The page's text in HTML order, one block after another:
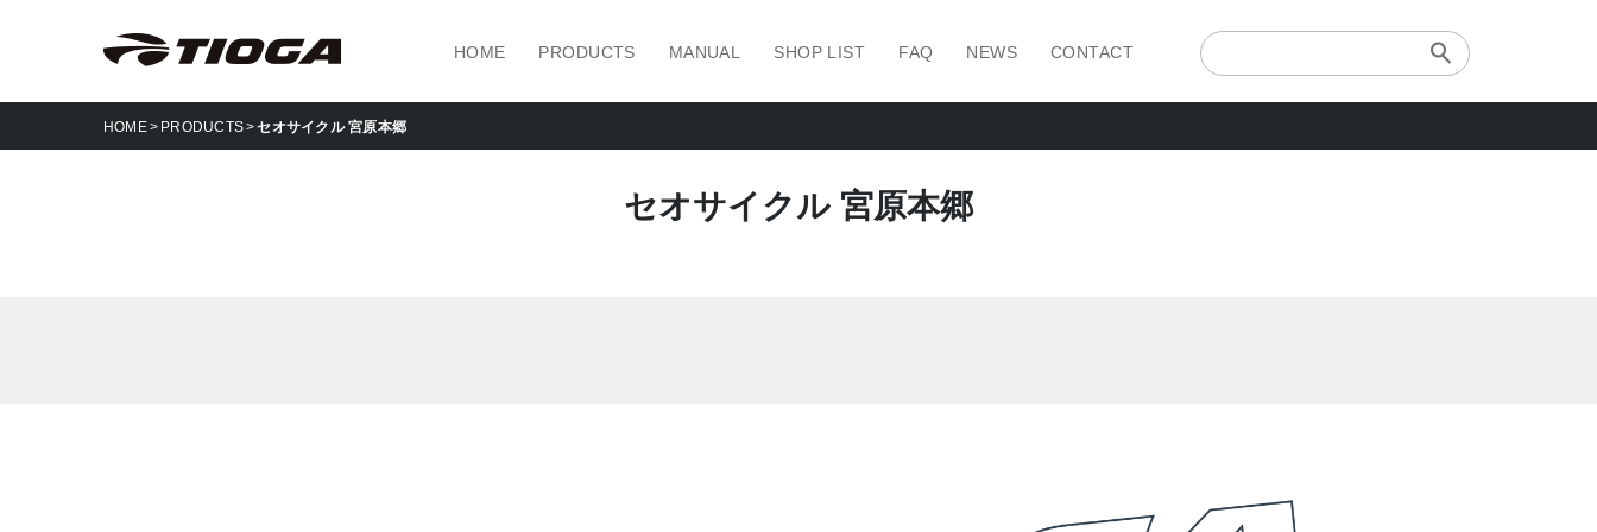
HOME PRODUCTS MANUAL SHOP LIST FAQ NEWS CONTACT
HOME PRODUCTS セオサイクル 宮原本郷
セオサイクル 宮原本郷